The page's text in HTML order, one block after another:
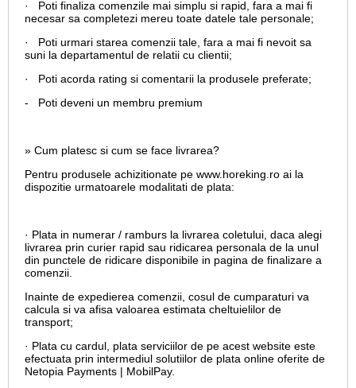
· Poti finaliza comenzile mai simplu si rapid, fara a mai fi
necesar sa completezi mereu toate datele tale personale;
· Poti urmari starea comenzii tale, fara a mai fi nevoit sa
suni la departamentul de relatii cu clientii;
· Poti acorda rating si comentarii la produsele preferate;
- Poti deveni un membru premium
» Cum platesc si cum se face livrarea?
Pentru produsele achizitionate pe www.horeking.ro ai la
dispozitie urmatoarele modalitati de plata:
· Plata in numerar / ramburs la livrarea coletului, daca alegi
livrarea prin curier rapid sau ridicarea personala de la unul
din punctele de ridicare disponibile in pagina de finalizare a
comenzii.
Inainte de expedierea comenzii, cosul de cumparaturi va
calcula si va afisa valoarea estimata cheltuielilor de
transport;
· Plata cu cardul, plata serviciilor de pe acest website este
efectuata prin intermediul solutiilor de plata online oferite de
Netopia Payments | MobilPay.